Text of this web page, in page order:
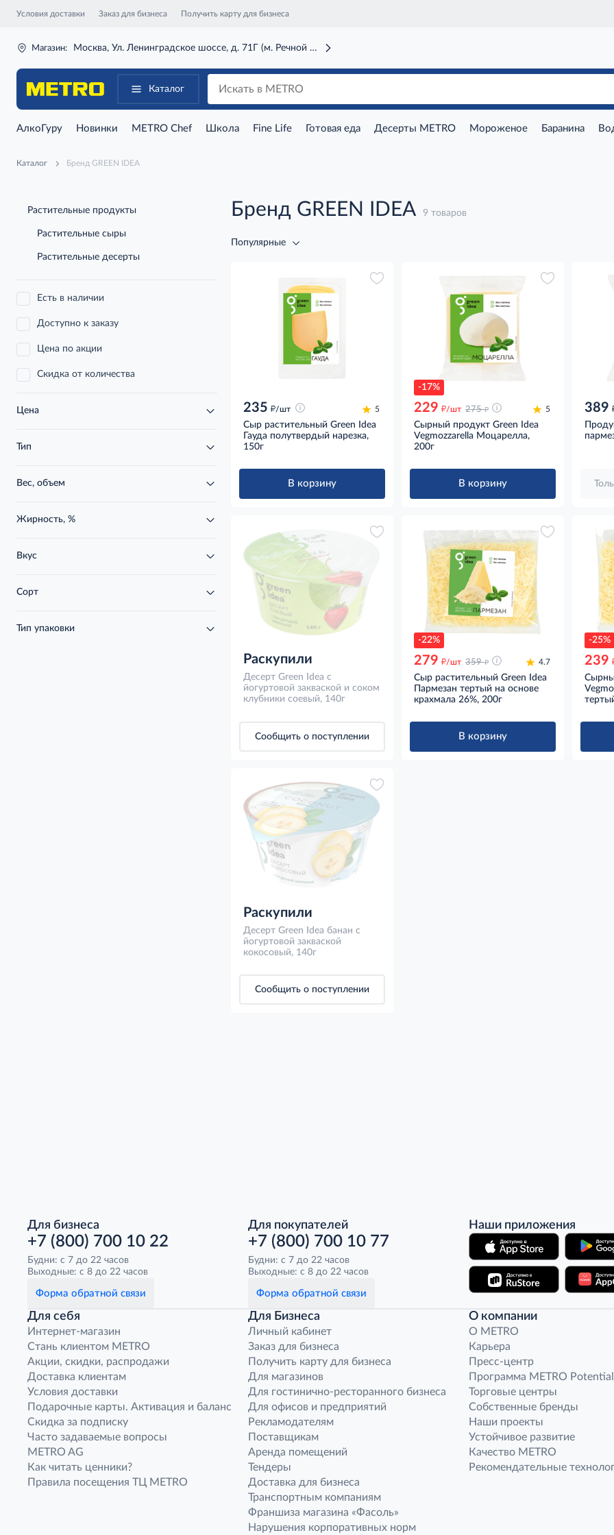
Условия доставки Заказ для бизнеса Получить карту для бизнеса
Магазин: Москва, Ул. Ленинградское шоссе, д. 71Г (м. Речной вокзал)
Каталог
АлкоГуру Новинки METRO Chef Школа Fine Life Готовая еда Десерты METRO Мороженое Баранина
Каталог Бренд GREEN IDEA
Растительные продукты
Растительные сыры
Растительные десерты
Есть в наличии
Доступно к заказу
Цена по акции
Скидка от количества
Цена
Тип
Вес, объем
Жирность, %
Вкус
Сорт
Тип упаковки
Бренд GREEN IDEA 9 товаров
Популярные
235 д/шт 5
Сыр растительный Green Idea
Гауда полутвердый нарезка,
150г
В корзину
-17%
229 д/шт 275 д 5
Сырный продукт Green Idea
Vegmozzarella Моцарелла,
200г
В корзину
389
Раскупили
Десерт Green Idea с
йогуртовой закваской и соком
клубники соевый, 140г
Сообщить о поступлении
-22%
279 д/шт 359 д 4.7
Сыр растительный Green Idea
Пармезан тертый на основе
крахмала 26%, 200г
В корзину
-25%
239
Раскупили
Десерт Green Idea банан с
йогуртовой закваской
кокосовый, 140г
Сообщить о поступлении
Для бизнеса
+7 (800) 700 10 22
Будни: с 7 до 22 часов
Выходные: с 8 до 22 часов
Форма обратной связи
Для покупателей
+7 (800) 700 10 77
Будни: с 7 до 22 часов
Выходные: с 8 до 22 часов
Форма обратной связи
Наши приложения
Для себя
Интернет-магазин
Стань клиентом METRO
Акции, скидки, распродажи
Доставка клиентам
Условия доставки
Подарочные карты. Активация и баланс
Скидка за подписку
Часто задаваемые вопросы
METRO AG
Как читать ценники?
Правила посещения ТЦ METRO
Для Бизнеса
Личный кабинет
Заказ для бизнеса
Получить карту для бизнеса
Для магазинов
Для гостинично-ресторанного бизнеса
Для офисов и предприятий
Рекламодателям
Поставщикам
Аренда помещений
Тендеры
Доставка для бизнеса
Транспортным компаниям
Франшиза магазина «Фасоль»
Нарушения корпоративных норм
О компании
O METRO
Карьера
Пресс-центр
Программа METRO
Торговые центры
Собственные бренды
Наши проекты
Устойчивое развитие
Качество METRO
Рекомендательные